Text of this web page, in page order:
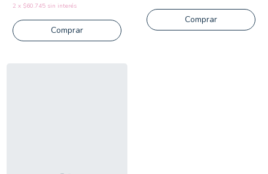
2 x $60.745 sin interés
Comprar
Comprar